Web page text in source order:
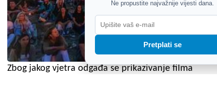
Zbog jakog vjetra odgađa se prikazivanje filma
Ne propustite najvažnije vijesti dana.
Pretplati se